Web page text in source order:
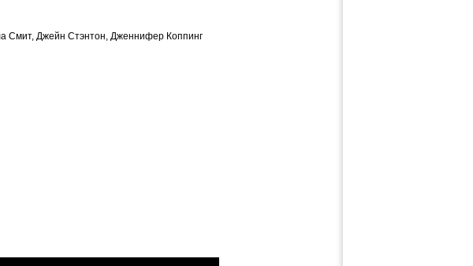
Смит, Джейн Стэнтон, Дженнифер Коппинг